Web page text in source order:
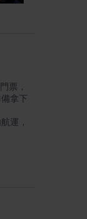
票，
拿下
運，